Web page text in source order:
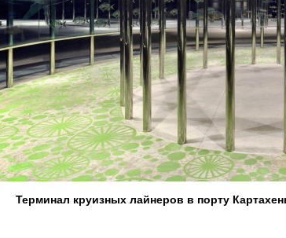
Терминал круизных лайнеров в порту